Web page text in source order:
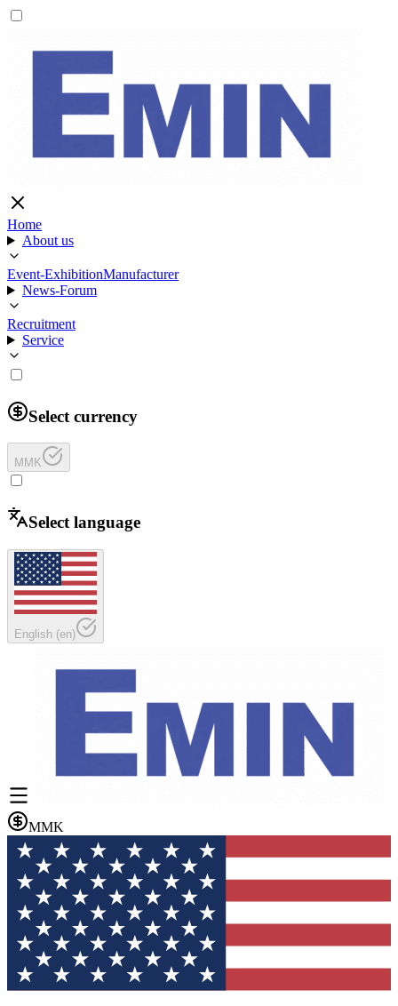
Home
About us
Event-ExhibitionManufacturer
News-Forum
Recruitment
Service
Select currency
MMK
Select language
English (en)
MMK